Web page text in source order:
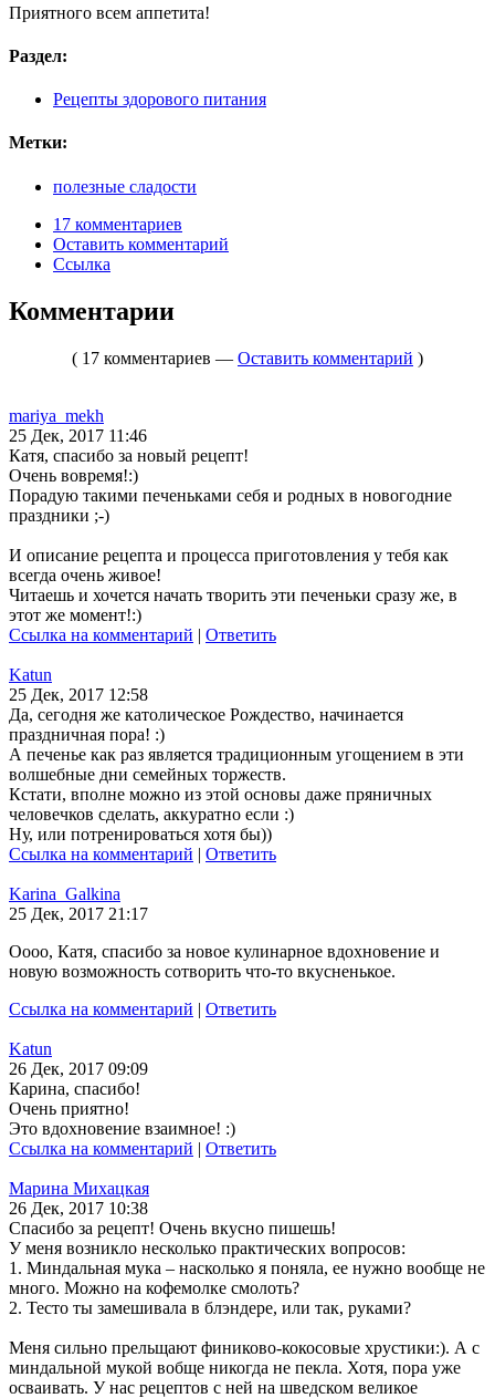
Приятного всем аппетита!
Раздел:
Рецепты здорового питания
Метки:
полезные сладости
17 комментариев
Оставить комментарий
Ссылка
Комментарии
( 17 комментариев — Оставить комментарий )
mariya_mekh
25 Дек, 2017 11:46
Катя, спасибо за новый рецепт!
Очень вовремя!:)
Порадую такими печеньками себя и родных в новогодние
праздники ;-)
И описание рецепта и процесса приготовления у тебя как
всегда очень живое!
Читаешь и хочется начать творить эти печеньки сразу же, в
этот же момент!:)
Ссылка на комментарий | Ответить
Katun
25 Дек, 2017 12:58
Да, сегодня же католическое Рождество, начинается
праздничная пора! :)
А печенье как раз является традиционным угощением в эти
волшебные дни семейных торжеств.
Кстати, вполне можно из этой основы даже пряничных
человечков сделать, аккуратно если :)
Ну, или потренироваться хотя бы))
Ссылка на комментарий | Ответить
Karina_Galkina
25 Дек, 2017 21:17
Оооо, Катя, спасибо за новое кулинарное вдохновение и
новую возможность сотворить что-то вкусненькое.
Ссылка на комментарий | Ответить
Katun
26 Дек, 2017 09:09
Карина, спасибо!
Очень приятно!
Это вдохновение взаимное! :)
Ссылка на комментарий | Ответить
Марина Михацкая
26 Дек, 2017 10:38
Спасибо за рецепт! Очень вкусно пишешь!
У меня возникло несколько практических вопросов:
1. Миндальная мука – насколько я поняла, ее нужно вообще не
много. Можно на кофемолке смолоть?
2. Тесто ты замешивала в блэндере, или так, руками?
Меня сильно прельщают финиково-кокосовые хрустики:). А с
миндальной мукой вобще никогда не пекла. Хотя, пора уже
осваивать. У нас рецептов с ней на шведском великое